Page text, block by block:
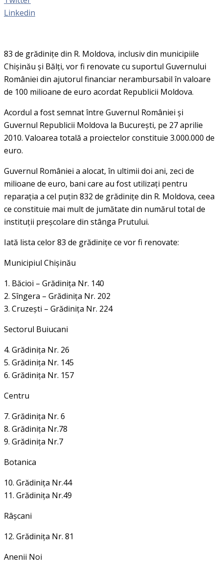
Linkedin
83 de grădiniţe din R. Moldova, inclusiv din municipiile
Chișinău și Bălți, vor fi renovate cu suportul Guvernului
României din ajutorul financiar nerambursabil în valoare
de 100 milioane de euro acordat Republicii Moldova.
Acordul a fost semnat între Guvernul României şi
Guvernul Republicii Moldova la Bucureşti, pe 27 aprilie
2010. Valoarea totală a proiectelor constituie 3.000.000 de
euro.
Guvernul României a alocat, în ultimii doi ani, zeci de
milioane de euro, bani care au fost utilizați pentru
reparația a cel puțin 832 de grădinițe din R. Moldova, ceea
ce constituie mai mult de jumătate din numărul total de
instituții preșcolare din stânga Prutului.
Iată lista celor 83 de grădiniţe ce vor fi renovate:
Municipiul Chişinău
1. Băcioi – Grădiniţa Nr. 140
2. Sîngera – Grădiniţa Nr. 202
3. Cruzeşti – Grădiniţa Nr. 224
Sectorul Buiucani
4. Grădiniţa Nr. 26
5. Grădiniţa Nr. 145
6. Grădiniţa Nr. 157
Centru
7. Grădiniţa Nr. 6
8. Grădiniţa Nr.78
9. Grădiniţa Nr.7
Botanica
10. Grădiniţa Nr.44
11. Grădiniţa Nr.49
Râşcani
12. Grădiniţa Nr. 81
Anenii Noi